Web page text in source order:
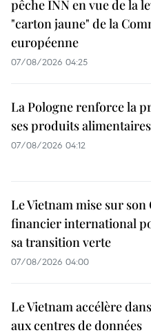
pêche INN en vue de la
"carton jaune" de la
européenne
07/08/2026 04:25
La Pologne renforce la
ses produits
07/08/2026 04:12
Le Vietnam mise sur son
financier international
sa transition verte
07/08/2026 04:00
Le Vietnam accélère
aux centres de données